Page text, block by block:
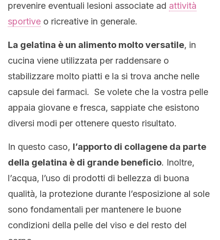
prevenire eventuali lesioni associate ad attività
sportive o ricreative in generale.
La gelatina è un alimento molto versatile, in
cucina viene utilizzata per raddensare o
stabilizzare molto piatti e la si trova anche nelle
capsule dei farmaci. Se volete che la vostra pelle
appaia giovane e fresca, sappiate che esistono
diversi modi per ottenere questo risultato.
In questo caso, l’apporto di collagene da parte
della gelatina è di grande beneficio. Inoltre,
l’acqua, l’uso di prodotti di bellezza di buona
qualità, la protezione durante l’esposizione al sole
sono fondamentali per mantenere le buone
condizioni della pelle del viso e del resto del